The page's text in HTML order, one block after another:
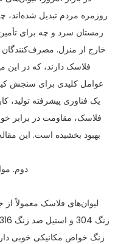
روزمره مردم تبدیل شده‌اند،
زمستان سرد و چه برای
خارج از منزل. مصرف‌کنندگان
فلاسک دارند، که در این
عوامل کلیدی برای سنجش
یک فناوری پیشرفته تولید،
فلاسک، مقاومت در برابر
بهبود بخشیده است. این
دوم.
لیوان‌های فلاسک معمولاً
زنگ خواص مکانیکی خوبی